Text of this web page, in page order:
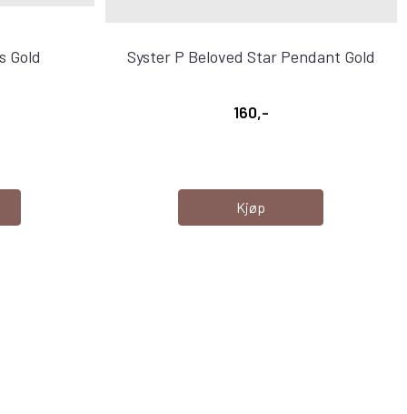
Gold Syster P Beloved Star Pendant Gold
160,-
Kjøp